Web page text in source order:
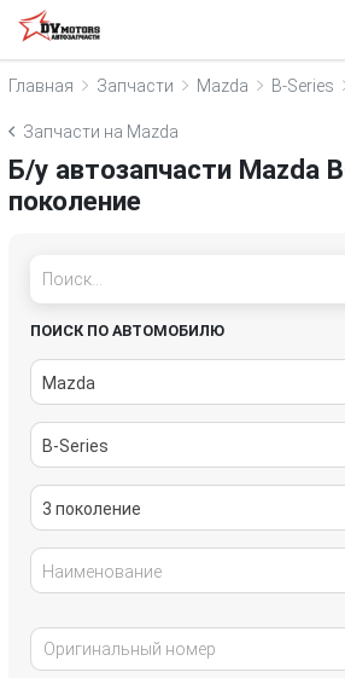
Главная Запчасти Mazda B-Series
Запчасти на Mazda
Б/у автозапчасти Mazda
поколение
ПОИСК ПО АВТОМОБИЛЮ
Mazda
B-Series
3 поколение
Наименование